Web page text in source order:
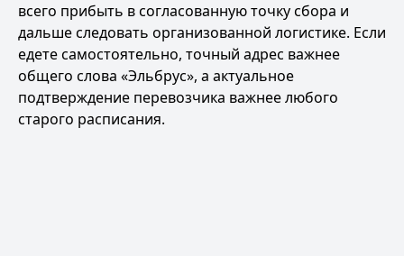
всего прибыть в согласованную точку сбора и
дальше следовать организованной логистике. Если
едете самостоятельно, точный адрес важнее
общего слова «Эльбрус», а актуальное
подтверждение перевозчика важнее любого
старого расписания.